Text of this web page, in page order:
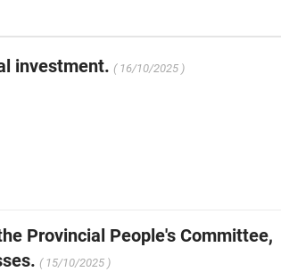
investment. ( 16/10/2025 )
Provincial People's Committee,
( 15/10/2025 )